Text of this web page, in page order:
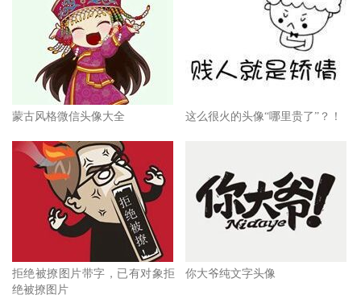
蒙古风格微信头像大全 这么很火的头像“哪里贵了”？！
拒绝被撩图片带字，已有对象拒
绝被撩图片
你大爷纯文字头像